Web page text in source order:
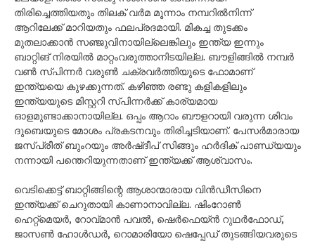
തിരിച്ചെത്തിയതും തിലക് വർമ മൂന്നാം നമ്പറിൽനിന്ന്
ആറിലേക്ക് മാറിയതും ഫലപ്രദമായി. മികച്ച തുടക്കം
മുതലാക്കാൻ സഞ്ജുവിനായില്ലെങ്കിലും ഇന്ത്യ ഇന്നും
ബാറ്റിങ് നിരയിൽ മാറ്റംവരുത്താനിടയില്ല. ബൗളിങ്ങിൽ നമ്പർ
വൺ സ്പിന്നർ വരുൺ ചക്രവർത്തിയുടെ ഫോമാണ്
ഇന്ത്യയെ കുഴക്കുന്നത്. കഴിഞ്ഞ രണ്ടു കളികളിലും
ഇന്ത്യയുടെ മിസ്റ്ററി സ്പിന്നർക്ക് കാര്യമായ
ഓളമുണ്ടാക്കാനായില്ല. ഒപ്പം ആറാം ബൗളറായി വരുന്ന ശിവം
ദുബെയുടെ മോശം പ്രകടനവും തിരിച്ചടിയാണ്. പേസർമാരായ
ജസ്പ്രീത് ബുംറയും അർഷ്ദീപ് സിങ്ങും ഹർദിക് പാണ്ഡ്യയും
നന്നായി പന്തെറിയുന്നതാണ് ഇന്ത്യക്ക് ആശ്വാസം.
വെടിക്കെട്ട് ബാറ്റിങ്ങിന്റെ ആശാന്മാരായ വിൻഡീസിനെ
ഇന്ത്യക്ക് ചെറുതായി കാണാനാവില്ല. ഷിംറോൺ
ഹെറ്റ്മെയർ, റോവ്മാൻ പവൽ, ഷെർഫെയ്ൻ റുഥർഫോഡ്,
ജാസൺ ഹോൾഡർ, റൊമാരിയോ ഷെപ്പേഡ് തുടങ്ങിയവരുടെ